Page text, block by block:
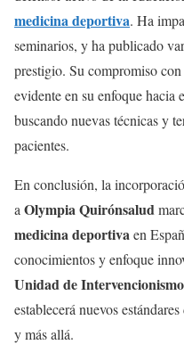
medicina deportiva. Ha
seminarios, y ha publicado
prestigio. Su compromiso
evidente en su enfoque hacia
buscando nuevas técnicas y
pacientes.
En conclusión, la
aOlympia Quirónsalud
medicina deportivaen
conocimientos y enfoque
Unidad de
establecerá nuevos
y más allá.